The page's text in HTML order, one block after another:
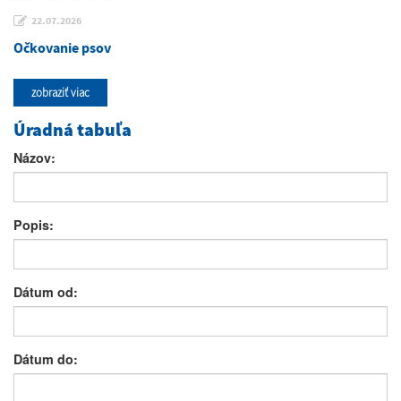
22.07.2026
Očkovanie psov
zobraziť viac
Úradná tabuľa
Názov:
Popis:
Dátum od:
Dátum do: